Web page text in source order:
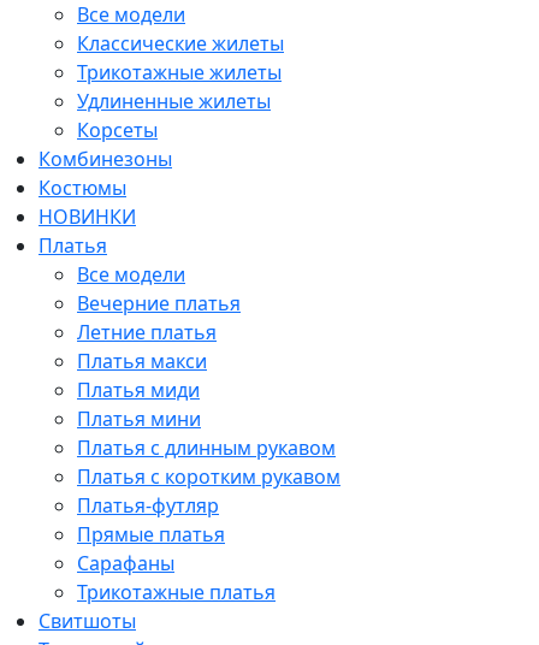
Все модели
Классические жилеты
Трикотажные жилеты
Удлиненные жилеты
Корсеты
Комбинезоны
Костюмы
НОВИНКИ
Платья
Все модели
Вечерние платья
Летние платья
Платья макси
Платья миди
Платья мини
Платья с длинным рукавом
Платья с коротким рукавом
Платья-футляр
Прямые платья
Сарафаны
Трикотажные платья
Свитшоты